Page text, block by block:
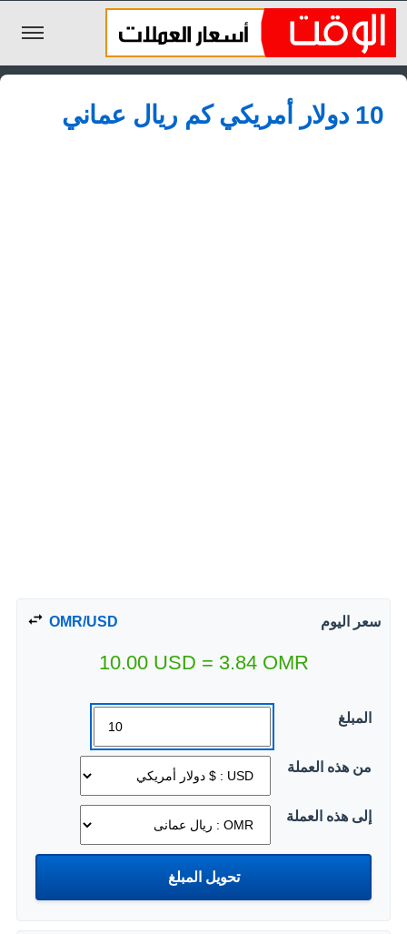
الليرة السورية
الجنيه المصري
10 دولار أمريكي كم ريال عماني
سعر اليوم OMR/USD
10.00 USD = 3.84 OMR
المبلغ
من هذه العملة
إلى هذه العملة